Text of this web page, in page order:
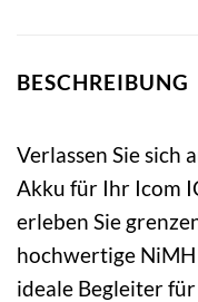
BESCHREIBUNG
Verlassen Sie sich
Akku für Ihr Icom
erleben Sie
hochwertige
ideale Begleiter